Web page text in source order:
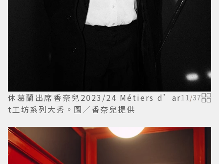
休葛蘭出席香奈兒2023/24 Métiers d’ar
t工坊系列大秀。圖／香奈兒提供
11/37